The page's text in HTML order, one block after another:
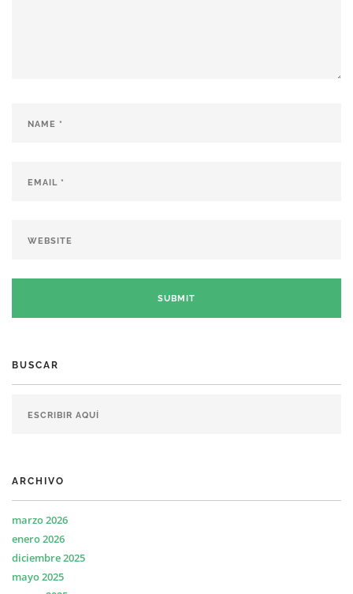
BUSCAR
ARCHIVO
marzo 2026
enero 2026
diciembre 2025
mayo 2025